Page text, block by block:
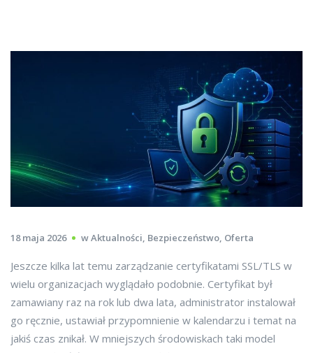
18 maja 2026 wAktualności, Bezpieczeństwo, Oferta
Jeszcze kilka lat temu zarządzanie certyfikatami SSL/TLS w
wielu organizacjach wyglądało podobnie. Certyfikat był
zamawiany raz na rok lub dwa lata, administrator instalował
go ręcznie, ustawiał przypomnienie w kalendarzu i temat na
jakiś czas znikał. W mniejszych środowiskach taki model